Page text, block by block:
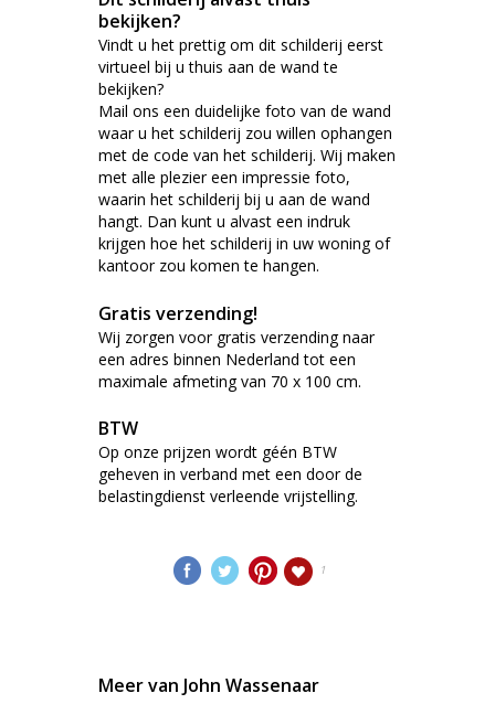
bekijken?
Vindt u het prettig om dit schilderij eerst
virtueel bij u thuis aan de wand te
bekijken?
Mail ons een duidelijke foto van de wand
waar u het schilderij zou willen ophangen
met de code van het schilderij. Wij maken
met alle plezier een impressie foto,
waarin het schilderij bij u aan de wand
hangt. Dan kunt u alvast een indruk
krijgen hoe het schilderij in uw woning of
kantoor zou komen te hangen.
Gratis verzending!
Wij zorgen voor gratis verzending naar
een adres binnen Nederland tot een
maximale afmeting van 70 x 100 cm.
BTW
Op onze prijzen wordt géén BTW
geheven in verband met een door de
belastingdienst verleende vrijstelling.
1
Meer van John Wassenaar